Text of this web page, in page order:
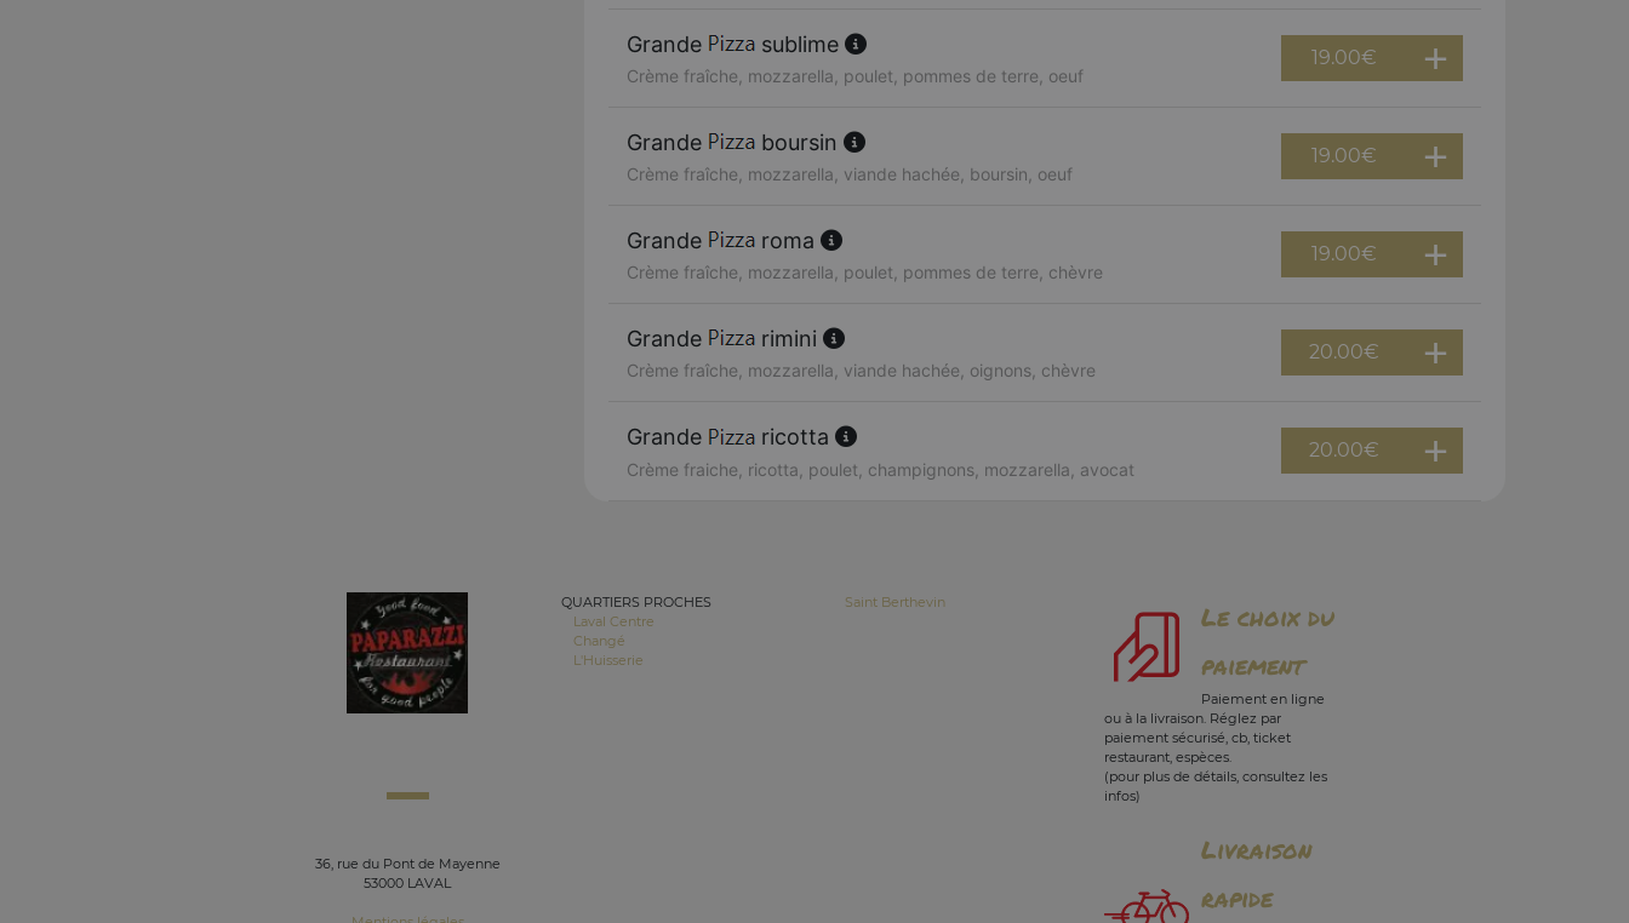
Grande sublime
Crème fraîche, mozzarella, poulet, pommes de terre, oeuf
19.00€
Grande boursin
Crème fraîche, mozzarella, viande hachée, boursin, oeuf
19.00€
Grande roma
Crème fraîche, mozzarella, poulet, pommes de terre, chèvre
19.00€
Grande rimini
Crème fraîche, mozzarella, viande hachée, oignons, chèvre
20.00€
Grande ricotta
Crème fraiche, ricotta, poulet, champignons, mozzarella, avocat
20.00€
36, rue du Pont de Mayenne
53000 LAVAL
QUARTIERS PROCHES
Laval Centre
Changé
L'Huisserie
Saint Berthevin
Le choix du
paiement
Paiement en ligne
ou à la livraison. Réglez par
paiement sécurisé, cb, ticket
restaurant, espèces.
(pour plus de détails, consultez les
infos)
Livraison
rapide